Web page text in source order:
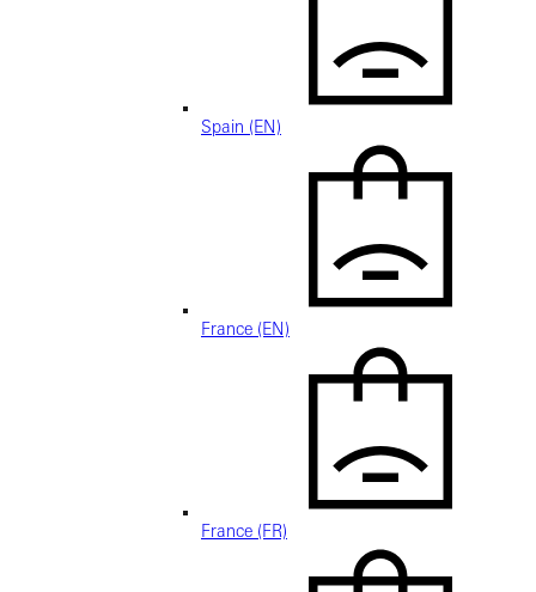
Spain (EN)
France (EN)
France (FR)